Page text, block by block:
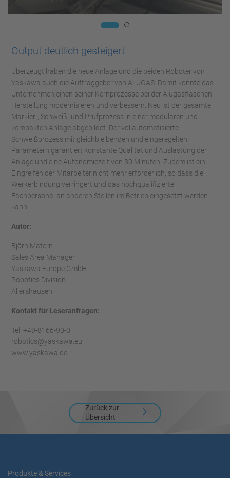
Output deutlich gesteigert
Überzeugt haben die neue Anlage und die beiden Roboter von
Yaskawa auch die Auftraggeber von ALUGAS: Damit konnte das
Unternehmen einen seiner Kernprozesse bei der Alugasflaschen-
Herstellung modernisieren und verbessern. Neu ist der gesamte
Markier-, Schweiß- und Prüfprozess in einer modularen und
kompakten Anlage abgebildet. Der vollautomatisierte
Schweißprozess mit gleichbleibenden und eingeregelten
Parametern garantiert konstante Qualität und Auslastung der
Anlage und eine Autonomiezeit von 30 Minuten. Zudem ist ein
Eingreifen der Mitarbeiter nicht mehr erforderlich, so dass die
Werkerbindung verringert und das hochqualifizierte
Fachpersonal an anderen Stellen im Betrieb eingesetzt werden
kann.
Autor:
Björn Matern
Sales Area Manager
Yaskawa Europe GmbH
Robotics Division
Allershausen
Kontakt für Leseranfragen:
Tel. +49-8166-90-0
robotics@yaskawa.eu
www.yaskawa.de
Zurück zur
Übersicht
Produkte & Services